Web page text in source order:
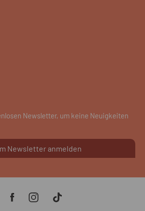
Newsletter, um keine Neuigkeiten
Newsletter anmelden